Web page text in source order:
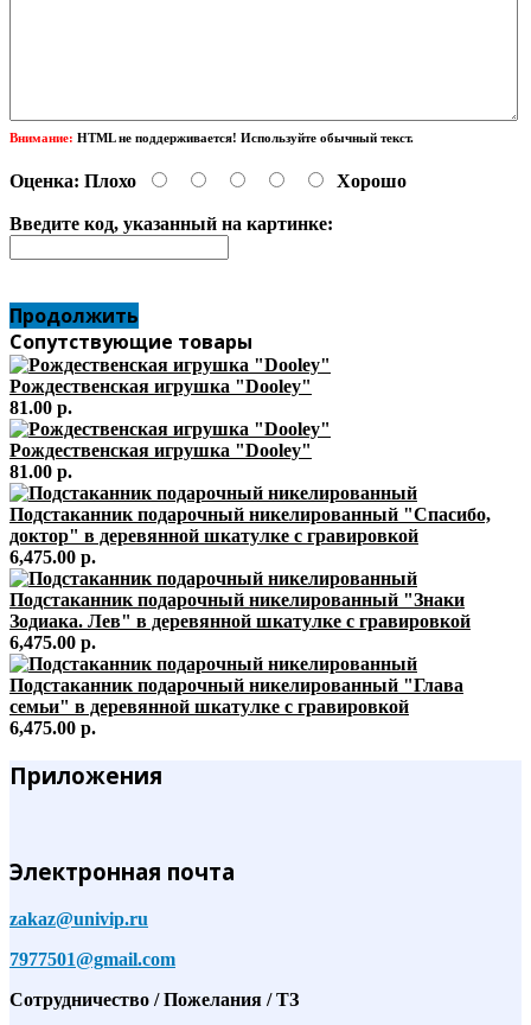
Внимание: HTML не поддерживается! Используйте обычный текст.
Оценка: Плохо Хорошо
Введите код, указанный на картинке:
Продолжить
Сопутствующие товары
Рождественская игрушка "Dooley"
81.00 р.
Рождественская игрушка "Dooley"
81.00 р.
Подстаканник подарочный никелированный "Спасибо,
доктор" в деревянной шкатулке с гравировкой
6,475.00 р.
Подстаканник подарочный никелированный "Знаки
Зодиака. Лев" в деревянной шкатулке с гравировкой
6,475.00 р.
Подстаканник подарочный никелированный "Глава
семьи" в деревянной шкатулке с гравировкой
6,475.00 р.
Приложения
Электронная почта
zakaz@univip.ru
7977501@gmail.com
Сотрудничество / Пожелания / ТЗ